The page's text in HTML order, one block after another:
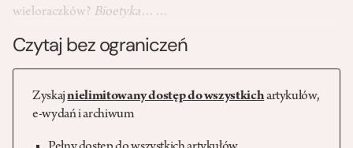
wieloraczków? Bioetyka ……
Czytaj bez ograniczeń
Zyskajnielimitowany dostęp do wszystkichartykułów,
e-wydań i archiwum